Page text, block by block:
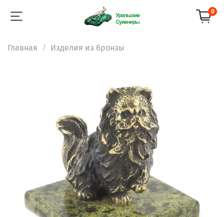
0
Главная Изделия из бронзы